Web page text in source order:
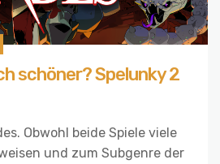
schöner? Spelunky 2
Obwohl beide Spiele viele
und zum Subgenre der